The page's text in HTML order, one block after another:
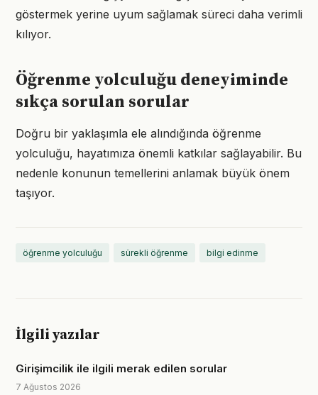
göstermek yerine uyum sağlamak süreci daha verimli
kılıyor.
Öğrenme yolculuğu deneyiminde
sıkça sorulan sorular
Doğru bir yaklaşımla ele alındığında öğrenme
yolculuğu, hayatımıza önemli katkılar sağlayabilir. Bu
nedenle konunun temellerini anlamak büyük önem
taşıyor.
öğrenme yolculuğu sürekli öğrenme bilgi edinme
İlgili yazılar
Girişimcilik ile ilgili merak edilen sorular
7 Ağustos 2026